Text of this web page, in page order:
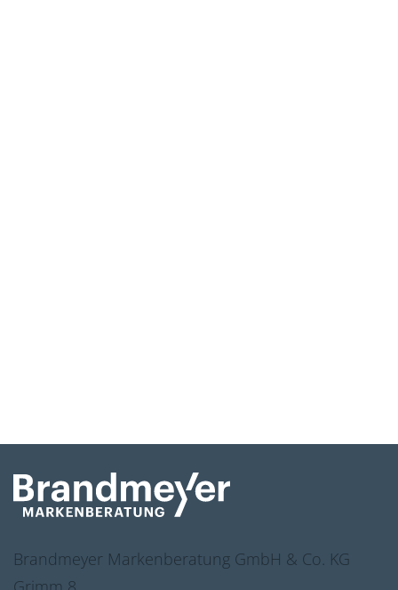
Brandmeyer Markenberatung GmbH & Co. KG